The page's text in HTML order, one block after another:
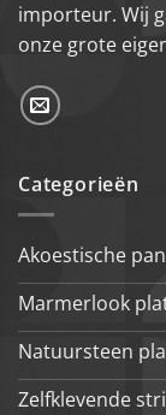
importeur. Wij
onze grote
Categorieën
Akoestische
Marmerlook
Natuursteen
Zelfklevende